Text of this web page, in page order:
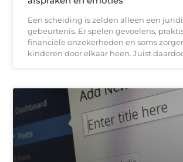
Een scheiding is zelden alleen een
gebeurtenis. Er spelen gevoelens,
financiële onzekerheden en soms
kinderen door elkaar heen. Juist